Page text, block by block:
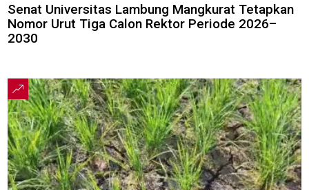
Senat Universitas Lambung Mangkurat Tetapkan
Nomor Urut Tiga Calon Rektor Periode 2026–
2030